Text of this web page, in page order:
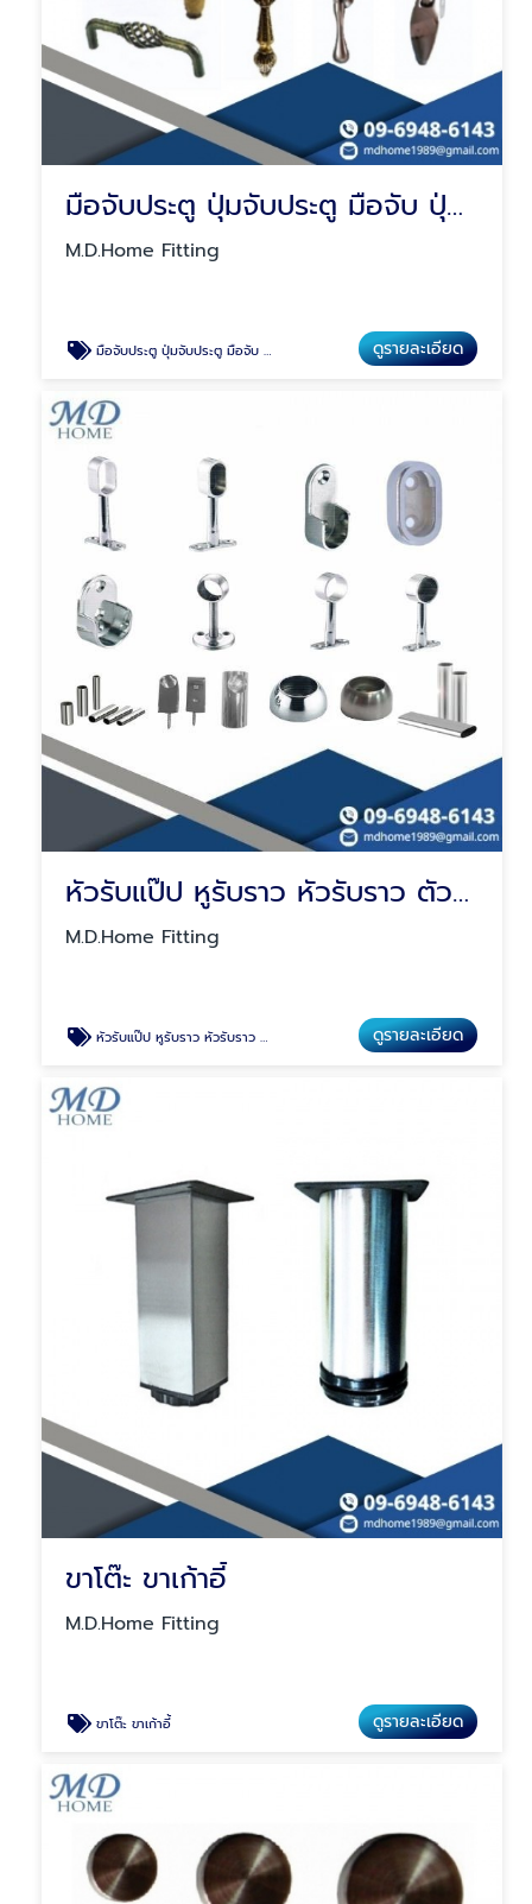
มือจับประตู ปุ่มจับประตู มือจับ ปุ่มจับ(ฝัง)
M.D.Home Fitting
มือจับประตู ปุ่มจับประตู มือจับ ปุ่มจับ(ฝัง) ดูรายละเอียด
หัวรับแป๊ป หูรับราว หัวรับราว ตัวรับราว
M.D.Home Fitting
หัวรับแป๊ป หูรับราว หัวรับราว ตัวรับราว ดูรายละเอียด
ขาโต๊ะ ขาเก้าอี้
M.D.Home Fitting
ขาโต๊ะ ขาเก้าอี้ ดูรายละเอียด